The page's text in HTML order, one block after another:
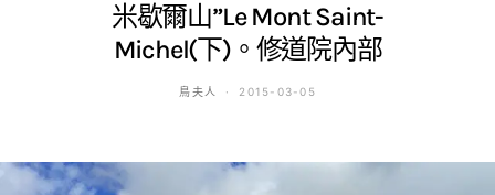
米歇爾山”Le Mont Saint-
Michel(下)。修道院內部
鳥夫人 2015-03-05